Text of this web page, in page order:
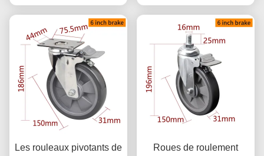
Les rouleaux pivotants de
Roues de roulement